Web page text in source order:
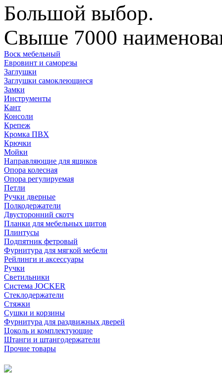
Большой выбор.
Свыше 7000
Воск мебельный
Евровинт и саморезы
Заглушки
Заглушки самоклеющиеся
Замки
Инструменты
Кант
Консоли
Крепеж
Кромка ПВХ
Крючки
Мойки
Направляющие для ящиков
Опора колесная
Опора регулируемая
Петли
Ручки дверные
Полкодержатели
Двусторонний скотч
Планки для мебельных щитов
Плинтусы
Подпятник фетровый
Фурнитура для мягкой мебели
Рейлинги и аксессуары
Ручки
Светильники
Система JOCKER
Стеклодержатели
Стяжки
Сушки и корзины
Фурнитура для раздвижных дверей
Цоколь и комплектующие
Штанги и штангодержатели
Прочие товары